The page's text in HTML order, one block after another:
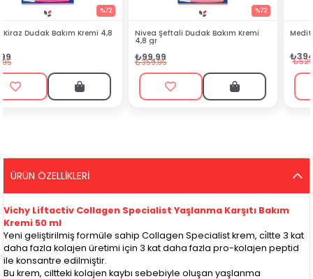
Nivea Şeftali Dudak Bakım Kremi Meditech Arnica Jel 75 gr
ÜRÜN ÖZELLIKLERI
Vichy Liftactiv Collagen Specialist Yaşlanma Karşıtı Bakım
Kremi 50 ml
Yeni geliştirilmiş formüle sahip Collagen Specialist krem, ci̇ltte 3 kat
daha fazla kolajen üretimi için 3 kat daha fazla pro-kolajen peptid
ile konsantre edilmiştir.
Bu krem, ciltteki kolajen kaybı sebebiyle oluşan yaşlanma